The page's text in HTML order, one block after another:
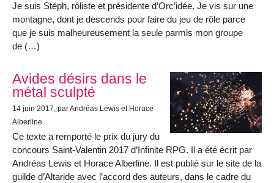
Je suis Stéph, rôliste et présidente d’Orc’idée. Je vis sur une
montagne, dont je descends pour faire du jeu de rôle parce
que je suis malheureusement la seule parmis mon groupe
de (…)
Avides désirs dans le
métal sculpté
14 juin 2017, par Andréas Lewis et Horace
Alberline
Ce texte a remporté le prix du jury du
concours Saint-Valentin 2017 d’Infinite RPG. Il a été écrit par
Andréas Lewis et Horace Alberline. Il est publié sur le site de la
guilde d’Altaride avec l’accord des auteurs, dans le cadre du